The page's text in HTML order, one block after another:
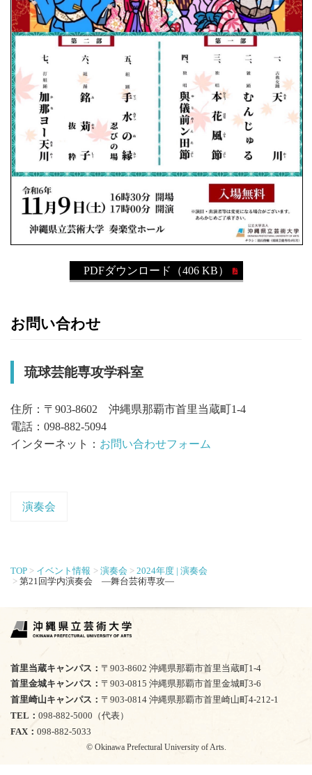
PDFダウンロード（406 KB）
お問い合わせ
琉球芸能専攻学科室
住所：〒903-8602 沖縄県那覇市首里当蔵町1-4
電話：098-882-5094
インターネット： お問い合わせフォーム
演奏会
TOP イベント情報 演奏会
2024年度 | 演奏会
第21回学内演奏会 ―舞台芸術専攻―
TEL
098-882-5000（代表）
FAX
098-882-5033
© Okinawa Prefectural University of Arts.
首里当蔵キャンパス
〒903-8602 沖縄県那覇市首里当蔵町1-4
首里金城キャンパス
〒903-0815 沖縄県那覇市首里金城町3-6
首里崎山キャンパス
〒903-0814 沖縄県那覇市首里崎山町4-212-1